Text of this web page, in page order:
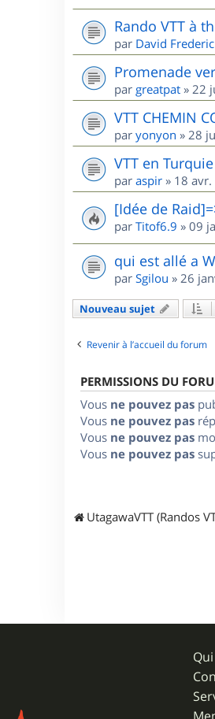
Rando VTT à
par David Frederic
Promenade
par greatpat » 22
VTT CHEMIN
par yonyon » 28
VTT en Turquie
par aspir » 18
[Idée de
par Titof6.9 » 09
qui est allé a
par Sgilou » 26
Nouveau sujet
Revenir à l’accueil du forum
PERMISSIONS DU
Vous ne pouvez pas
Vous ne pouvez pas
Vous ne pouvez pas
Vous ne pouvez pas
UtagawaVTT (Randos